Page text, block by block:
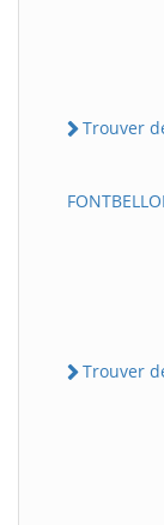
Trouver
Trouver